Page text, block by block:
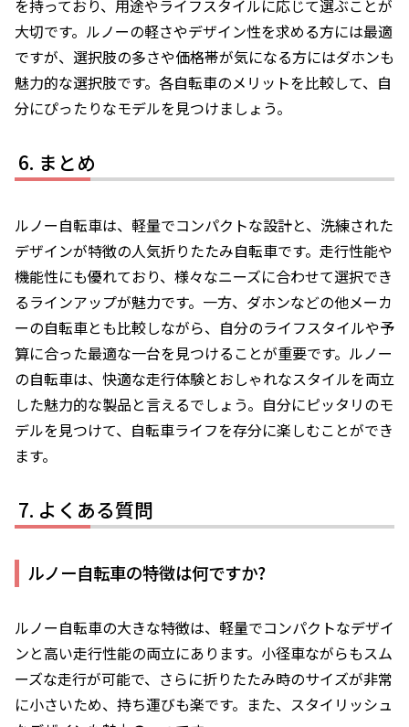
を持っており、用途やライフスタイルに応じて選ぶことが
大切です。ルノーの軽さやデザイン性を求める方には最適
ですが、選択肢の多さや価格帯が気になる方にはダホンも
魅力的な選択肢です。各自転車のメリットを比較して、自
分にぴったりなモデルを見つけましょう。
まとめ
ルノー自転車は、軽量でコンパクトな設計と、洗練された
デザインが特徴の人気折りたたみ自転車です。走行性能や
機能性にも優れており、様々なニーズに合わせて選択でき
るラインアップが魅力です。一方、ダホンなどの他メーカ
ーの自転車とも比較しながら、自分のライフスタイルや予
算に合った最適な一台を見つけることが重要です。ルノー
の自転車は、快適な走行体験とおしゃれなスタイルを両立
した魅力的な製品と言えるでしょう。自分にピッタリのモ
デルを見つけて、自転車ライフを存分に楽しむことができ
ます。
よくある質問
ルノー自転車の特徴は何ですか?
ルノー自転車の大きな特徴は、軽量でコンパクトなデザイ
ンと高い走行性能の両立にあります。小径車ながらもスム
ーズな走行が可能で、さらに折りたたみ時のサイズが非常
に小さいため、持ち運びも楽です。また、スタイリッシュ